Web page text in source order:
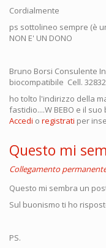
Cordialmente
ps sottolineo sempre (è
NON E' UN DONO
Bruno Borsi Consulente
biocompatibile Cell.
ho tolto l'indirizzo della
fastidio....W BEBO e il
Accedi o registrati per
Questo mi
Collegamento
Questo mi sembra un
Sul buonismo ti ho
PS.